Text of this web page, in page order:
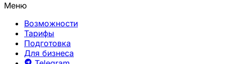
Меню
Возможности
Тарифы
Подготовка
Для бизнеса